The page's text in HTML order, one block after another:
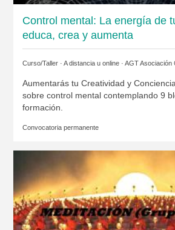
Control mental: La energía de
educa, crea y aumenta
Curso/Taller · A distancia u online · AGT Asociación
Aumentarás tu Creatividad y
sobre control mental contemplando 9
formación.
Convocatoria permanente